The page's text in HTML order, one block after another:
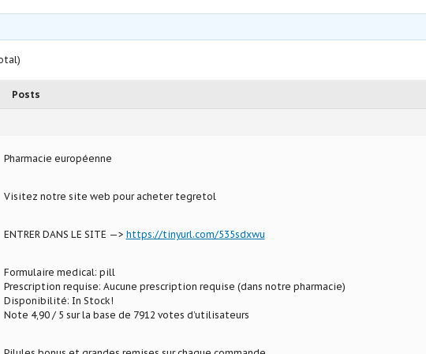
Posts
Pharmacie européenne
Visitez notre site web pour acheter tegretol
ENTRER DANS LE SITE —> https://tinyurl.com/535sdxwu
Formulaire medical: pill
Prescription requise: Aucune prescription requise (dans notre pharmacie)
Disponibilité: In Stock!
Note 4,90 / 5 sur la base de 7912 votes d’utilisateurs